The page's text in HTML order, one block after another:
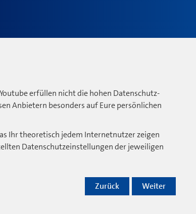
erfüllen nicht die hohen Datenschutz-
Anbietern besonders auf Eure persönlichen
Ihr theoretisch jedem Internetnutzer zeigen
Datenschutzeinstellungen der jeweiligen
Weiter
Zurück